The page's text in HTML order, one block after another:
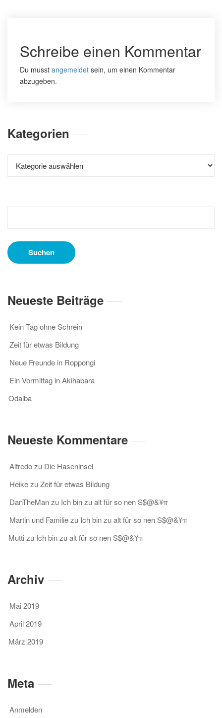
Schreibe einen Kommentar
Du musst angemeldet sein, um einen Kommentar
abzugeben.
Kategorien
Neueste Beiträge
Kein Tag ohne Schrein
Zeit für etwas Bildung
Neue Freunde in Roppongi
Ein Vormittag in Akihabara
Odaiba
Neueste Kommentare
Alfredozu Die Haseninsel
HeikezuZeit für etwas Bildung
DanTheManzu Ich bin zu alt für so nen S$@&¥π
Martin und Familiezu Ich bin zu alt für so nen S$@&¥π
Muttizu Ich bin zu alt für so nen S$@&¥π
Archiv
Mai 2019
April 2019
März 2019
Meta
Anmelden